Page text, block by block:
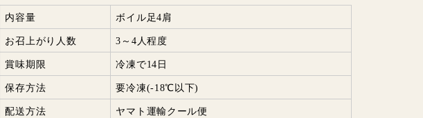
内容量
ボイル足4肩
お召上がり人数
3～4人程度
賞味期限
冷凍で14日
保存方法
要冷凍(-18℃以下)
配送方法
ヤマト運輸クール便